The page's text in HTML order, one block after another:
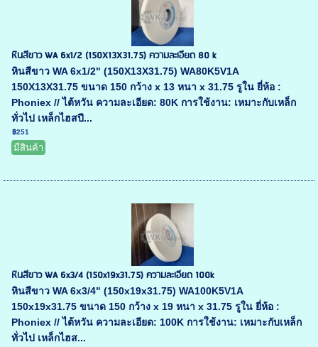
หินสีขาว WA 6x1/2 (150X13X31.75) ความละเอียด 80 k
หินสีขาว WA 6x1/2" (150X13X31.75) WA80K5V1A
150X13X31.75 ขนาด 150 กว้าง x 13 หนา x 31.75 รูใน ยี่ห้อ :
Phoniex // ไต้หวัน ความละเอียด: 80K การใช้งาน: เหมาะกับเหล็ก
ทั่วไป เหล็กไฮสปี...
฿251
มีสินค้า
หินสีขาว WA 6x3/4 (150x19x31.75) ความละเอียด 100k
หินสีขาว WA 6x3/4" (150x19x31.75) WA100K5V1A
150x19x31.75 ขนาด 150 กว้าง x 19 หนา x 31.75 รูใน ยี่ห้อ :
Phoniex // ไต้หวัน ความละเอียด: 100K การใช้งาน: เหมาะกับเหล็ก
ทั่วไป เหล็กไฮส...